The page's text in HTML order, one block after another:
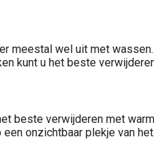
meestal wel uit met
kunt u het beste
beste verwijderen met
onzichtbaar plekje van